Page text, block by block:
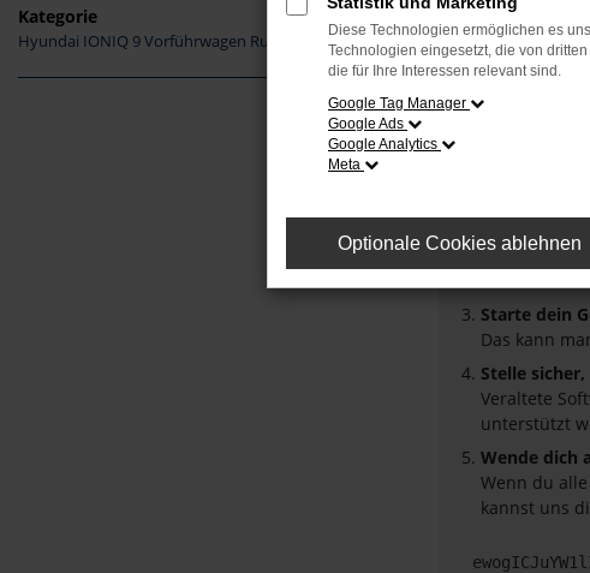
Kategorie
Hyundai IONIQ 9 Vorführwagen Ruhmannsfelden Fehler:
Beim Laden ist
Prüfe deine
Manche
Starte dein
Das kann
Stelle
Veraltete
unterstützt
Wende dich
Wenn du
kannst uns
Diese Technologien ermöglichen es
Technologien eingesetzt, die von
die für Ihre Interessen relevant sind.
Google Tag Manager
Google Ads
Google Analytics
Meta
Optionale Cookies ablehnen